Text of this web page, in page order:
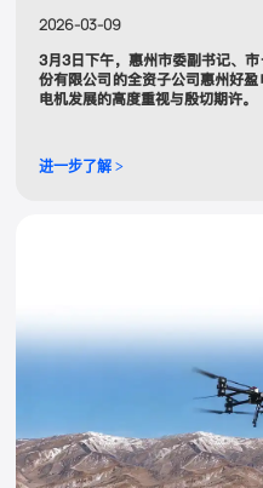
2026-03-09
3月3日下午，惠州市委副书记、
份有限公司的全资子公司惠州好
电机发展的高度重视与殷切期许。
进一步了解 >